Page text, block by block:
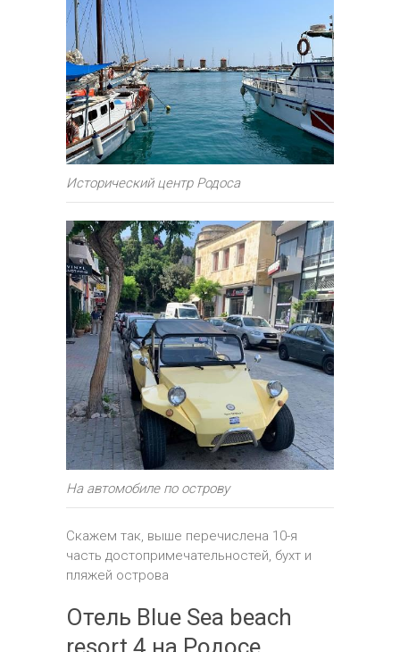
Исторический центр Родоса
На автомобиле по острову
Скажем так, выше перечислена 10-я
часть достопримечательностей, бухт и
пляжей острова
Отель Blue Sea beach
resort 4 на Родосе